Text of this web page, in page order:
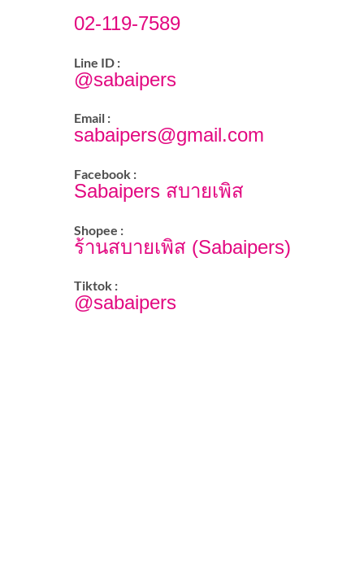
02-119-7589
Line ID :
@sabaipers
Email :
sabaipers@gmail.com
Facebook :
Sabaipers สบายเพิส
Shopee :
ร้านสบายเพิส (Sabaipers)
Tiktok :
@sabaipers